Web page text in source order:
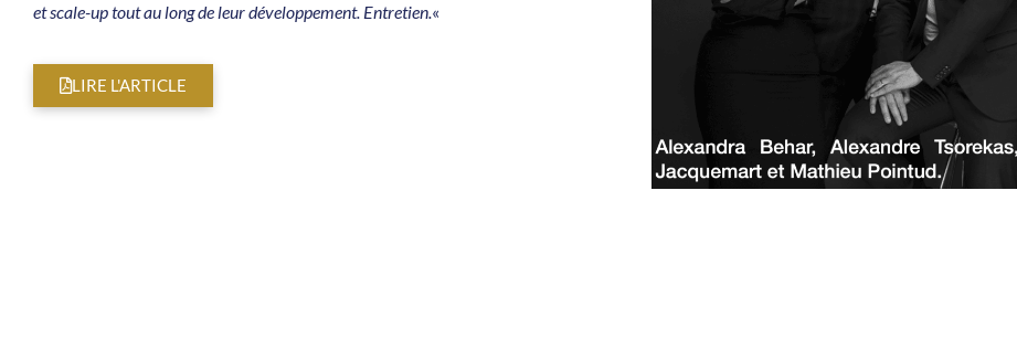
et scale-up toutau long de leur développement. Entretien.«
LIRE L'ARTICLE